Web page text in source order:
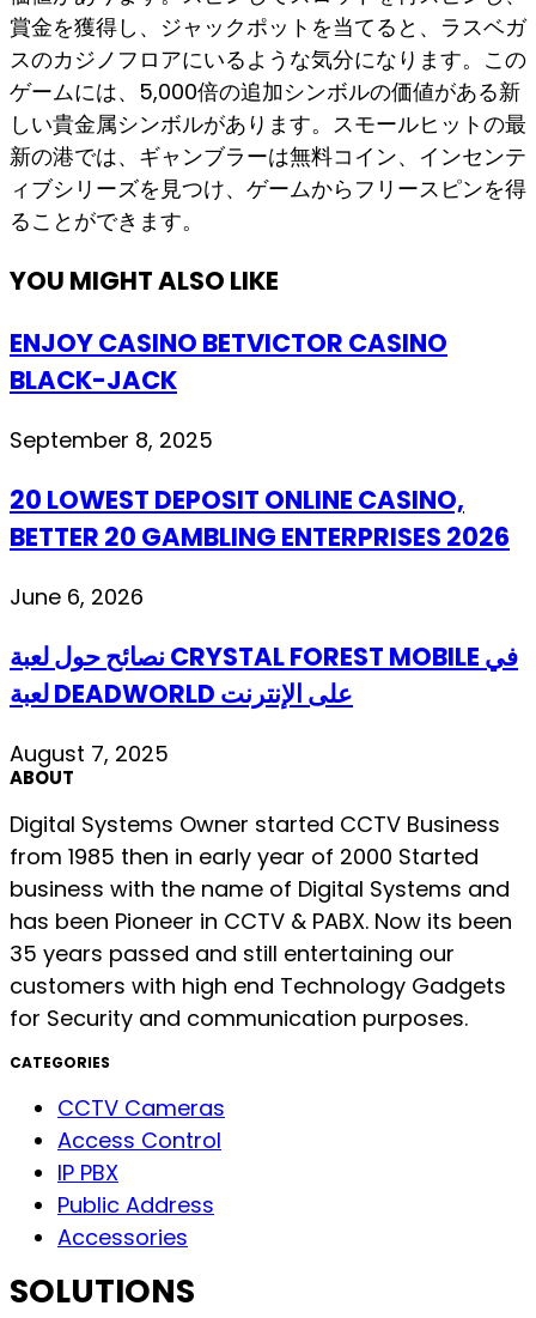
賞金を獲得し、ジャックポットを当てると、ラスベガ
スのカジノフロアにいるような気分になります。この
ゲームには、5,000倍の追加シンボルの価値がある新
しい貴金属シンボルがあります。スモールヒットの最
新の港では、ギャンブラーは無料コイン、インセンテ
ィブシリーズを見つけ、ゲームからフリースピンを得
ることができます。
YOU MIGHT ALSO LIKE
ENJOY CASINO BETVICTOR CASINO
BLACK-JACK
September 8, 2025
20 LOWEST DEPOSIT ONLINE CASINO,
BETTER 20 GAMBLING ENTERPRISES 2026
June 6, 2026
نصائح حول لعبة CRYSTAL FOREST MOBILE في
لعبة DEADWORLD على الإنترنت
August 7, 2025
ABOUT
Digital Systems Owner started CCTV Business
from 1985 then in early year of 2000 Started
business with the name of Digital Systems and
has been Pioneer in CCTV & PABX. Now its been
35 years passed and still entertaining our
customers with high end Technology Gadgets
for Security and communication purposes.
CATEGORIES
CCTV Cameras
Access Control
IP PBX
Public Address
Accessories
SOLUTIONS